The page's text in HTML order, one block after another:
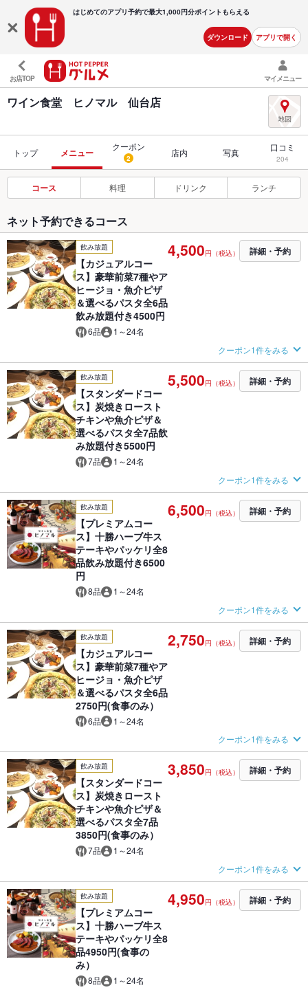
はじめてのアプリ予約で最大1,000円分ポイントもらえる
ダウンロード アプリで開く
お店TOP マイメニュー
ワイン食堂 ヒノマル 仙台店
トップ メニュー
クーポン
2 店内 写真 口コミ
204
コース 料理 ドリンク ランチ
ネット予約できるコース
飲み放題
【カジュアルコー
ス】豪華前菜7種やア
ヒージョ・魚介ピザ
＆選べるパスタ全6品
飲み放題付き4500円
6品 1～24名
4,500円（税込） 詳細・予約
クーポン1件をみる
飲み放題
【スタンダードコー
ス】炭焼きロースト
チキンや魚介ピザ＆
選べるパスタ全7品飲
み放題付き5500円
7品 1～24名
5,500円（税込） 詳細・予約
クーポン1件をみる
飲み放題
【プレミアムコー
ス】十勝ハーブ牛ス
テーキやパッケリ全8
品飲み放題付き6500
円
8品 1～24名
6,500円（税込） 詳細・予約
クーポン1件をみる
飲み放題
【カジュアルコー
ス】豪華前菜7種やア
ヒージョ・魚介ピザ
＆選べるパスタ全6品
2750円(食事のみ）
6品 1～24名
2,750円（税込） 詳細・予約
クーポン1件をみる
飲み放題
【スタンダードコー
ス】炭焼きロースト
チキンや魚介ピザ＆
選べるパスタ全7品
3850円(食事のみ）
7品 1～24名
3,850円（税込） 詳細・予約
クーポン1件をみる
飲み放題
【プレミアムコー
ス】十勝ハーブ牛ス
テーキやパッケリ全8
品4950円(食事の
み）
8品 1～24名
4,950円（税込） 詳細・予約